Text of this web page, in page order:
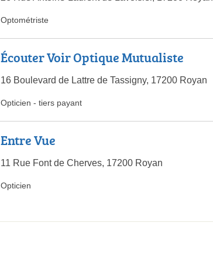
Optométriste
Écouter Voir Optique Mutualiste
16 Boulevard de Lattre de Tassigny, 17200 Royan
Opticien - tiers payant
Entre Vue
11 Rue Font de Cherves, 17200 Royan
Opticien